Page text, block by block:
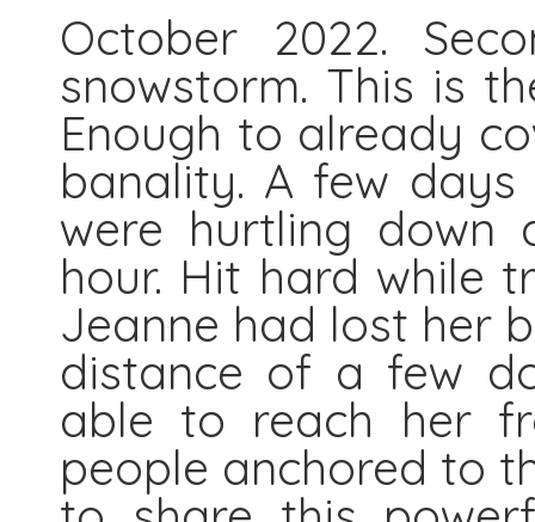
October 2022.
snowstorm. This is
Enough to already
banality. A few
were hurtling down
hour. Hit hard while
Jeanne had lost her
distance of a few
able to reach her
people anchored to